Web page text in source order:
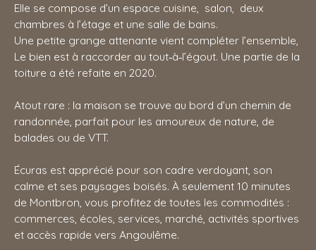
Elle se compose d’un espace cuisine, salon, deux
chambres à l’étage et une salle de bains.
Une petite grange attenante vient compléter l’ensemble,
Le bien est à raccorder au tout‑à‑l’égout. Une partie de la
toiture a été refaite en 2020.
Atout rare : la maison se trouve au bord d’un chemin de
randonnée, parfait pour les amoureux de nature, de
balades ou de VTT.
Écuras est apprécié pour son cadre verdoyant, son
calme et ses paysages boisés. À seulement 10 minutes
de Montbron, vous profitez de toutes les commodités :
commerces, écoles, services, marché, activités sportives
et accès rapide vers Angoulême.